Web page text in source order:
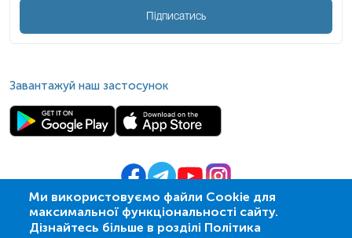
Ми використовуємо файли Cookie для
максимальної функціональності сайту.
Дізнайтесь більше в розділі Політика
Підписатись
Завантажуй наш застосунок
© 2009- 2026 | ПСМЛ «Ескулаб»